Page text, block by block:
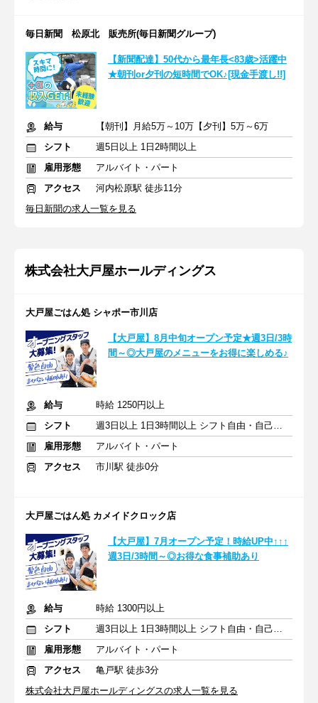
毎日新聞 松原北 販売所(毎日新聞グループ)
【新聞配達】50代から最年長<83歳>活躍中
★朝刊or夕刊の短時間でOK♪[現金手渡し!!]
給与
【朝刊】月給5万～10万【夕刊】5万～6万
シフト
週5日以上 1日2時間以上
雇用形態
アルバイト・パート
アクセス
河内松原駅 徒歩11分
毎日新聞の求人一覧を見る
株式会社大戸屋ホールディングス
大戸屋ごはん処 シャポー市川店
【大戸屋】8月中旬オープン予定★週3日/3時
間～◎大戸屋のメニューをお得に楽しめる♪
給与
時給 1250円以上
シフト
週3日以上 1日3時間以上 シフト自由・自己申告
雇用形態
アルバイト・パート
アクセス
市川駅 徒歩0分
大戸屋ごはん処 カメイドクロック店
【大戸屋】7月オープン予定！時給UP中↑↑↑
週3日/3時間～◎お得な食事補助あり
給与
時給 1300円以上
シフト
週3日以上 1日3時間以上 シフト自由・自己申告
雇用形態
アルバイト・パート
アクセス
亀戸駅 徒歩3分
株式会社大戸屋ホールディングスの求人一覧を見る